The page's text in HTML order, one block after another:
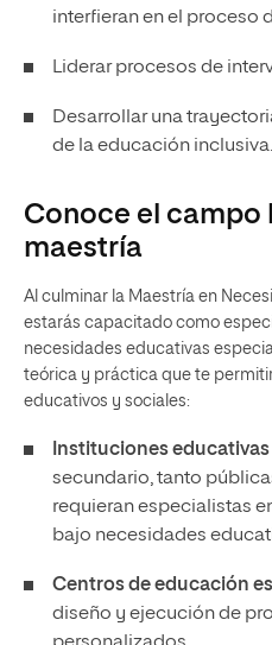
interfieran en el proceso
Liderar procesos de
Desarrollar una
de la educación inclusiva.
Conoce el campo
maestría
Al culminar la Maestría en
estarás capacitado como
necesidades educativas
teórica y práctica que te
educativos y sociales:
Instituciones educativas
secundario, tanto
requieran especialistas
bajo necesidades
Centros de educación
diseño y ejecución de